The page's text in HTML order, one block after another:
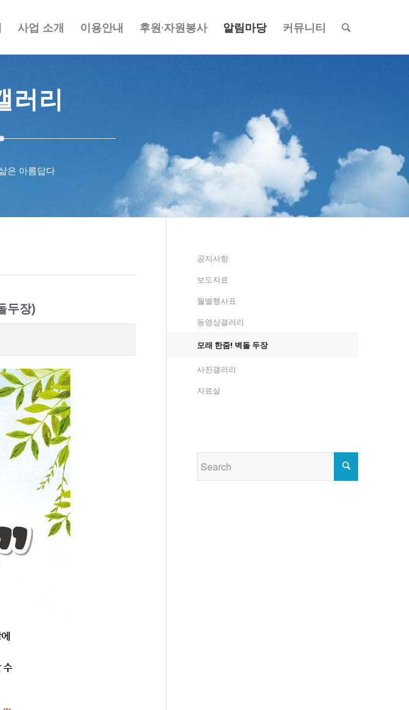
사업 소개 이용안내 후원·자원봉사 알림마당 커뮤니티
러리
은 아름답다
두장)
공지사항
보도자료
월별행사표
동영상갤러리
모래 한줌! 벽돌 두장
사진갤러리
자료실